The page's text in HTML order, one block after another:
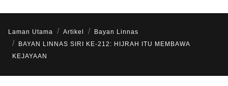
Laman Utama Artikel
Bayan Linnas
BAYAN LINNAS SIRI KE-212: HIJRAH ITU MEMBAWA
KEJAYAAN